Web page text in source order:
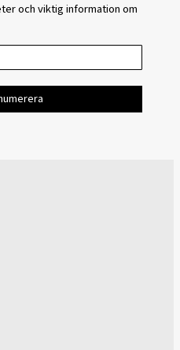
och viktig information om